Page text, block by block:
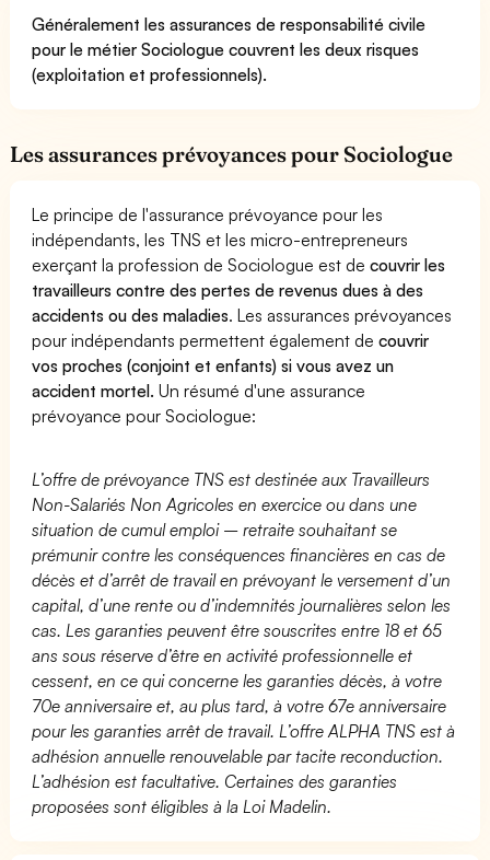
Généralement les assurances de responsabilité civile
pour le métier Sociologue couvrent les deux risques
(exploitation et professionnels).
Les assurances prévoyances pour Sociologue
Le principe de l'assurance prévoyance pour les
indépendants, les TNS et les micro-entrepreneurs
exerçant la profession de Sociologue est decouvrir les
travailleurs contre des pertes de revenus dues à des
accidents ou des maladies. Les assurances prévoyances
pour indépendants permettent également decouvrir
vos proches (conjoint et enfants) si vous avez un
accident mortel. Un résumé d'une assurance
prévoyance pour Sociologue:
L’offre de prévoyance TNS est destinée aux Travailleurs
Non-Salariés Non Agricoles en exercice ou dans une
situation de cumul emploi – retraite souhaitant se
prémunir contre les conséquences financières en cas de
décès et d’arrêt de travail en prévoyant le versement d’un
capital, d’une rente ou d’indemnités journalières selon les
cas. Les garanties peuvent être souscrites entre 18 et 65
ans sous réserve d’être en activité professionnelle et
cessent, en ce qui concerne les garanties décès, à votre
70e anniversaire et, au plus tard, à votre 67e anniversaire
pour les garanties arrêt de travail. L’offre ALPHA TNS est à
adhésion annuelle renouvelable par tacite reconduction.
L’adhésion est facultative. Certaines des garanties
proposées sont éligibles à la Loi Madelin.